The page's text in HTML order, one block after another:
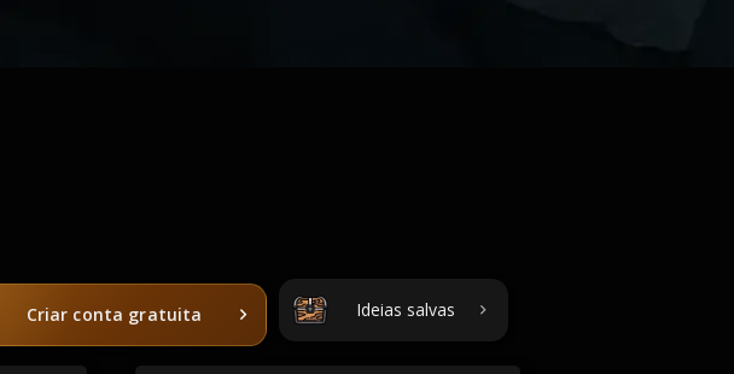
Criar conta gratuita Ideias salvas